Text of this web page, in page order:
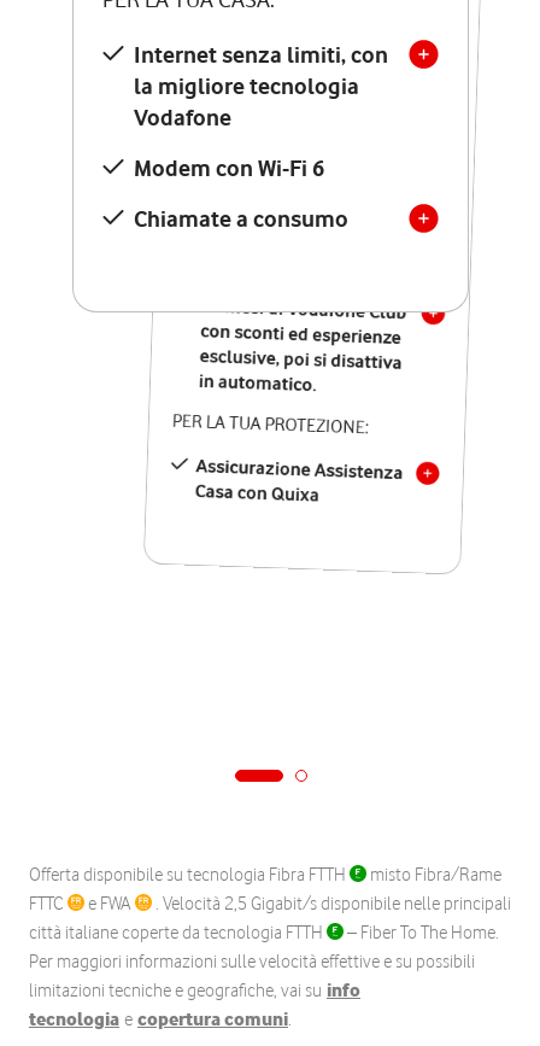
Internet senza limiti, con
la migliore tecnologia
Vodafone
Modem con Wi-Fi 6
Chiamate a consumo
Internet senza limiti, con
la migliore tecnologia
Vodafone
Modem Seven con Wi-Fi 7
Chiamate illimitate verso
numeri fissi e mobili
nazionali
12 mesi di Vodafone Club
con sconti ed esperienze
esclusive, poi si disattiva
in automatico.
PER LA TUA PROTEZIONE:
Assicurazione Assistenza
Casa con Quixa
Offerta disponibile su tecnologia Fibra FTTH
misto Fibra/Rame
FTTC
e FWA
. Velocità 2,5 Gigabit/s disponibile nelle principali
città italiane coperte da tecnologia FTTH
– Fiber To The Home.
Per maggiori informazioni sulle velocità effettive e su possibili
limitazioni tecniche e geografiche, vai su info
tecnologia e copertura comuni.